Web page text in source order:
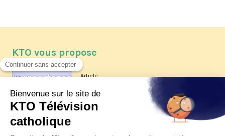
KTO vous propose
Article
Les reportages d'été 2026 de KTO
La visite pastorale du pape Léon